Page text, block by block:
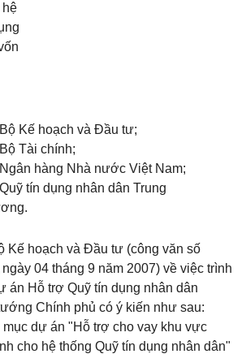
hệ
Kế hoạch và Đầu tư;
Tài chính;
hàng Nhà nước Việt Nam;
tín dụng nhân dân Trung
Kế hoạch và Đầu tư (công văn số
04 tháng 9 năm 2007) về việc trình
án Hỗ trợ Quỹ tín dụng nhân dân
Chính phủ có ý kiến như sau:
mục dự án "Hỗ trợ cho vay khu vực
cho hệ thống Quỹ tín dụng nhân dân"